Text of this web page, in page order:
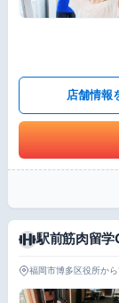
店舗情報
駅前筋肉留学
福岡市博多区役所から